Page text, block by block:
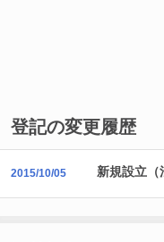
登記の変更履歴
2015/10/05 新規設立（